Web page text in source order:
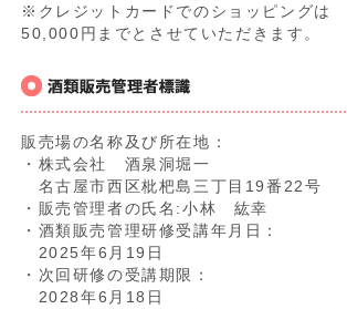
※クレジットカードでのショッピングは
50,000円までとさせていただきます。
販売場の名称及び所在地：
・株式会社 酒泉洞堀一
名古屋市西区枇杷島三丁目19番22号
・販売管理者の氏名:小林 紘幸
・酒類販売管理研修受講年月日：
2025年6月19日
・次回研修の受講期限：
2028年6月18日